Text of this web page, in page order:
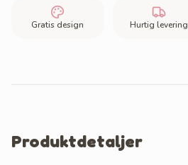
Gratis design Hurtig levering
Produktdetaljer